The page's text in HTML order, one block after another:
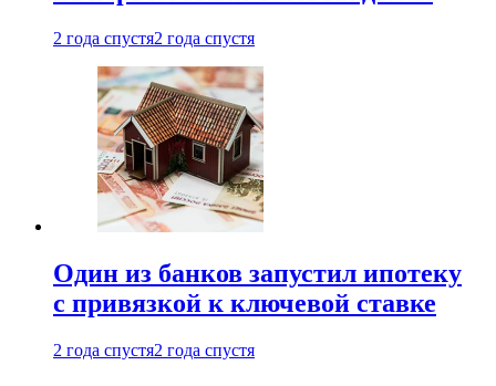
2 года спустя2 года спустя
Один из банков запустил ипотеку
с привязкой к ключевой ставке
2 года спустя2 года спустя